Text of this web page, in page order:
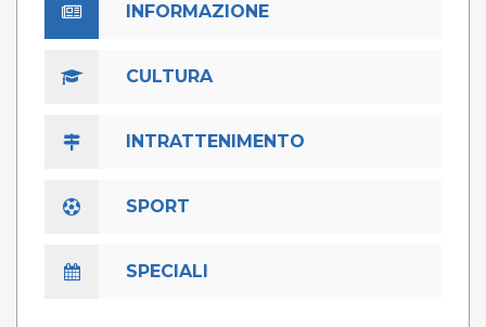
INFORMAZIONE
CULTURA
INTRATTENIMENTO
SPORT
SPECIALI